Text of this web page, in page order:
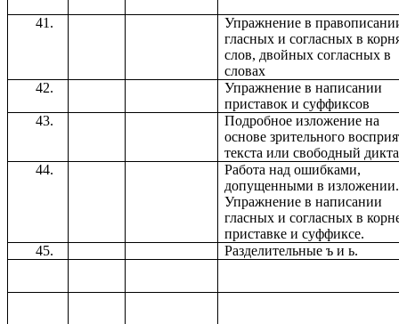
Упражнение в
гласных и согласных в
слов, двойных согласных в
словах
Упражнение в написании
приставок и суффиксов
Подробное изложение на
основе зрительного
текста или свободный
Работа над ошибками,
допущенными в изложении.
Упражнение в написании
гласных и согласных в
приставке и суффиксе.
Разделительные ъ и ь.